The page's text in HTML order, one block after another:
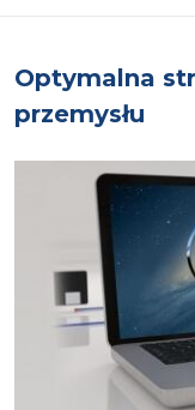
Optymalna
przemysłu